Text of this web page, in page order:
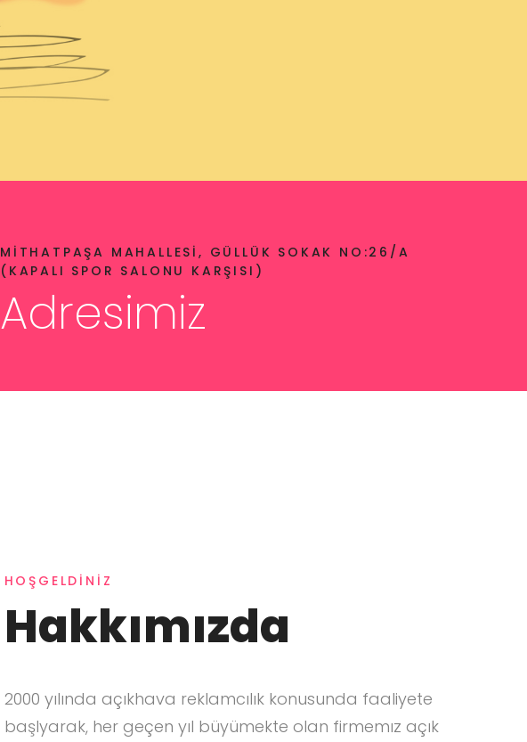
MITHATPAŞA MAHALLESI, GÜLLÜK SOKAK NO:26/A
(KAPALI SPOR SALONU KARŞISI)
Adresimiz
HOŞGELDINIZ
Hakkımızda
2000 yılında açıkhava reklamcılık konusunda faaliyete
başlyarak, her geçen yıl büyümekte olan firmemız açık